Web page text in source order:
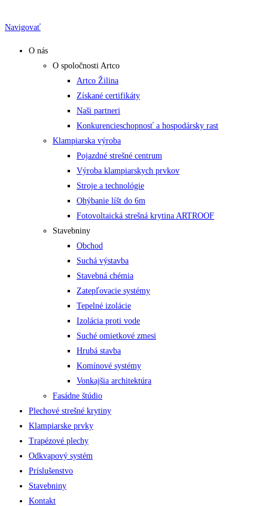
to
Navigovať
O nás
O spoločnosti Artco
Artco Žilina
Získané certifikáty
Naši partneri
Konkurencieschopnosť a hospodársky rast
Klampiarska výroba
Pojazdné strešné centrum
Výroba klampiarskych prvkov
Stroje a technológie
Ohýbanie líšt do 6m
Fotovoltaická strešná krytina ARTROOF
Stavebniny
Obchod
Suchá výstavba
Stavebná chémia
Zatepľovacie systémy
Tepelné izolácie
Izolácia proti vode
Suché omietkové zmesi
Hrubá stavba
Komínové systémy
Vonkajšia architektúra
Fasádne štúdio
Plechové strešné krytiny
Klampiarske prvky
Trapézové plechy
Odkvapový systém
Príslušenstvo
Stavebniny
Kontakt